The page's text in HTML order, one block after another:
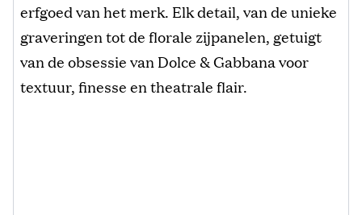
erfgoed van het merk. Elk detail, van de unieke
graveringen tot de florale zijpanelen, getuigt
van de obsessie van Dolce & Gabbana voor
textuur, finesse en theatrale flair.